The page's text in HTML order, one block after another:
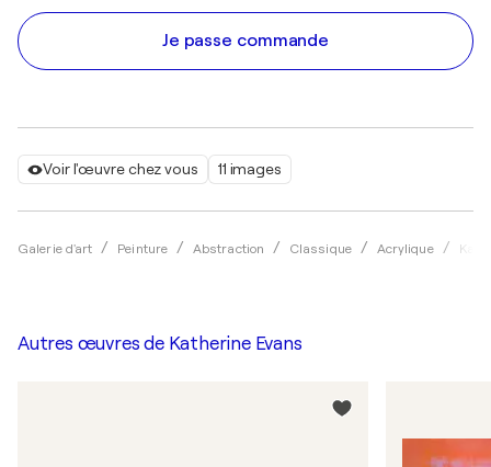
Voir l'œuvre chez vous 11 images
Galerie d'art Peinture Abstraction Classique Acrylique
Je passe commande
Autres œuvres de Katherine Evans